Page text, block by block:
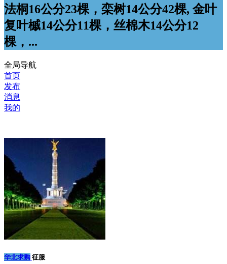
法桐16公分23棵，栾树14公分42棵, 金叶
复叶槭14公分11棵，丝棉木14公分12
棵，...
全局导航
首页
发布
消息
我的
华北求购 征服